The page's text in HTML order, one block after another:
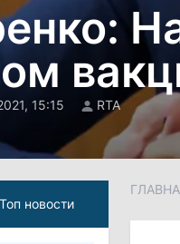
15:15 RTA
Топ новости